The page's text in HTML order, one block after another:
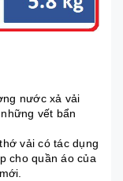
nước xả vải
vết bẩn
vải có tác dụng
cho quần áo của